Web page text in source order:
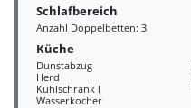
Schlafbereich
Anzahl Doppelbetten: 3
Küche
Dunstabzug
Herd
Kühlschrank l
Wasserkocher